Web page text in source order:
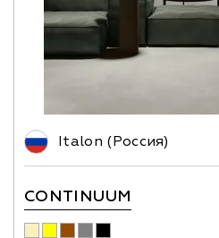
Italon (Россия)
CONTINUUM